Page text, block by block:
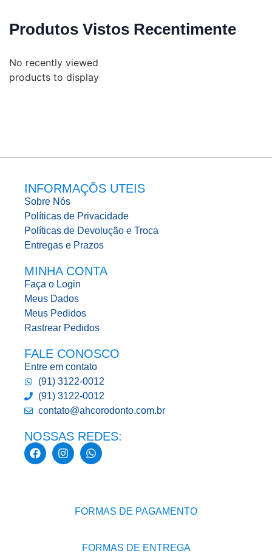
Produtos Vistos Recentimente
No recently viewed
products to display
INFORMAÇÕS UTEIS
Sobre Nós
Políticas de Privacidade
Políticas de Devolução e Troca
Entregas e Prazos
MINHA CONTA
Faça o Login
Meus Dados
Meus Pedidos
Rastrear Pedidos
FALE CONOSCO
Entre em contato
(91) 3122-0012
(91) 3122-0012
contato@ahcorodonto.com.br
NOSSAS REDES:
FORMAS DE PAGAMENTO
FORMAS DE ENTREGA